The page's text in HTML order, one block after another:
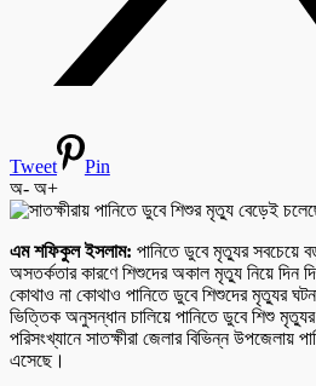
Tweet
Pin
অ- অ+
এম শফিকুল ইসলাম: পানিতে ডুবে মৃত্যুর সবচেয়ে
অসতর্কতার কারণে শিশুদের অকাল মৃত্যু নিয়ে দিন
কোথাও না কোথাও পানিতে ডুবে শিশুদের মৃত্যুর
ভিত্তিক অনুসন্ধান চালিয়ে পানিতে ডুবে শিশু মৃত্যুর
পরিসংখ্যানে সাতক্ষীরা জেলার বিভিন্ন উপজেলায়
এসেছে।